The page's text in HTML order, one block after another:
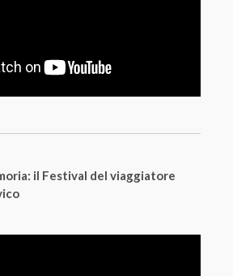
il Festival del viaggiatore